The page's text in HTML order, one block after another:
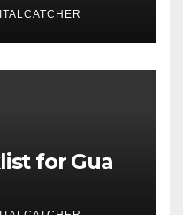
for Gua